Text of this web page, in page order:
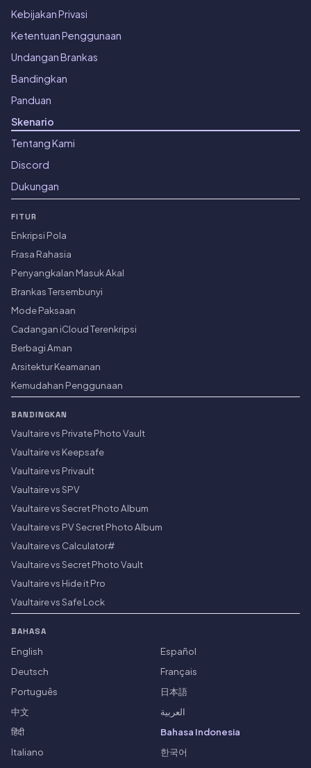
Kebijakan Privasi
Ketentuan Penggunaan
Undangan Brankas
Bandingkan
Panduan
Skenario
Tentang Kami
Discord
Dukungan
FITUR
Enkripsi Pola
Frasa Rahasia
Penyangkalan Masuk Akal
Brankas Tersembunyi
Mode Paksaan
Cadangan iCloud Terenkripsi
Berbagi Aman
Arsitektur Keamanan
Kemudahan Penggunaan
BANDINGKAN
Vaultaire vs Private Photo Vault
Vaultaire vs Keepsafe
Vaultaire vs Privault
Vaultaire vs SPV
Vaultaire vs Secret Photo Album
Vaultaire vs PV Secret Photo Album
Vaultaire vs Calculator#
Vaultaire vs Secret Photo Vault
Vaultaire vs Hide it Pro
Vaultaire vs Safe Lock
BAHASA
English
Español
Deutsch
Français
Português
日本語
中文
العربية
हिंदी
Bahasa Indonesia
Italiano
한국어